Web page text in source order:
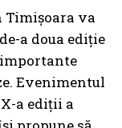
Timișoara va
a doua ediție
importante
Evenimentul
a ediții a